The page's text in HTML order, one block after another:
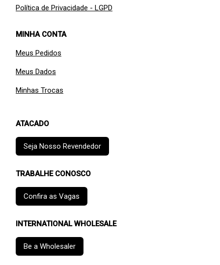
Política de Privacidade - LGPD
MINHA CONTA
Meus Pedidos
Meus Dados
Minhas Trocas
ATACADO
Seja Nosso Revendedor
TRABALHE CONOSCO
Confira as Vagas
INTERNATIONAL WHOLESALE
Be a Wholesaler